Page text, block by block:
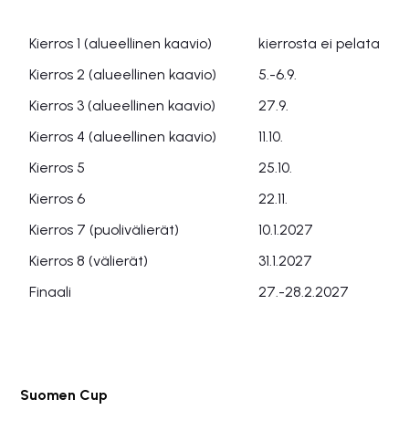
Kierros 1 (alueellinen kaavio)
kierrosta ei pelata
Kierros 2 (alueellinen kaavio)
5.-6.9.
Kierros 3 (alueellinen kaavio)
27.9.
Kierros 4 (alueellinen kaavio)
11.10.
Kierros 5
25.10.
Kierros 6
22.11.
Kierros 7 (puolivälierät)
10.1.2027
Kierros 8 (välierät)
31.1.2027
Finaali
27.-28.2.2027
Suomen Cup